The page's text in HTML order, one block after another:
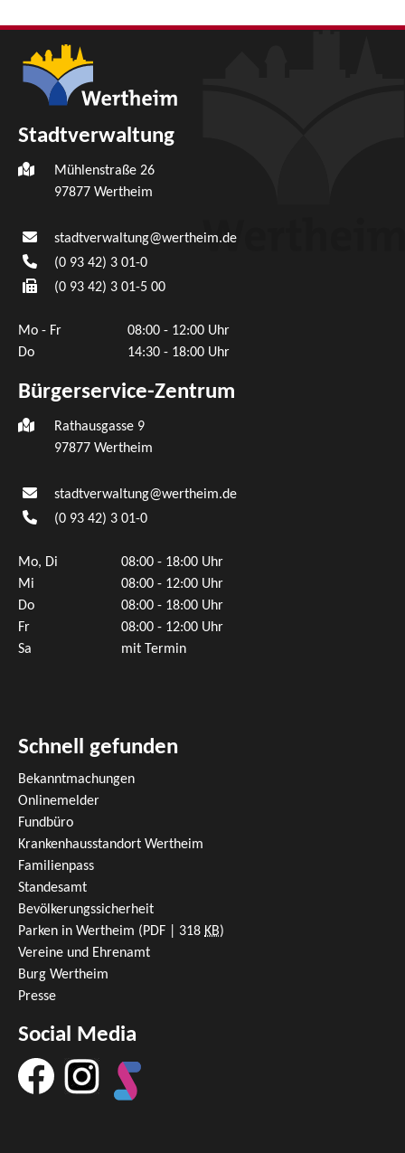
Stadtverwaltung
Mühlenstraße 26
97877 Wertheim
stadtverwaltung@wertheim.de
(0 93 42) 3 01-0
(0 93 42) 3 01-5 00
Mo - Fr
08:00 - 12:00 Uhr
Do
14:30 - 18:00 Uhr
Bürgerservice-Zentrum
Rathausgasse 9
97877 Wertheim
stadtverwaltung@wertheim.de
(0 93 42) 3 01-0
Mo, Di
08:00 - 18:00 Uhr
Mi
08:00 - 12:00 Uhr
Do
08:00 - 18:00 Uhr
Fr
08:00 - 12:00 Uhr
Sa
mit Termin
Schnell gefunden
Bekanntmachungen
Onlinemelder
Fundbüro
Krankenhausstandort Wertheim
Familienpass
Standesamt
Bevölkerungssicherheit
Parken in Wertheim (PDF | 318 KB)
Vereine und Ehrenamt
Burg Wertheim
Presse
Social Media